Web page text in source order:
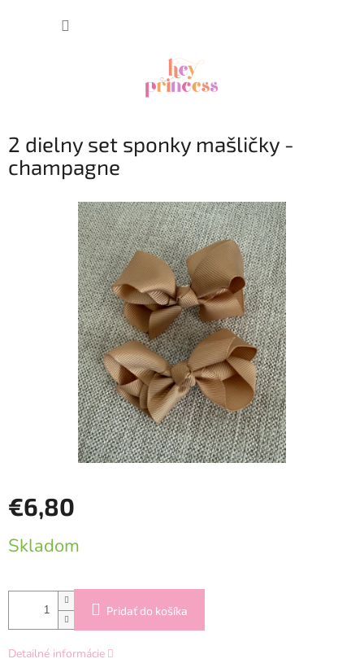
2 dielny set sponky mašličky -
champagne
€6,80
cena:
Skladom
Pridať do košíka
Detailné informácie